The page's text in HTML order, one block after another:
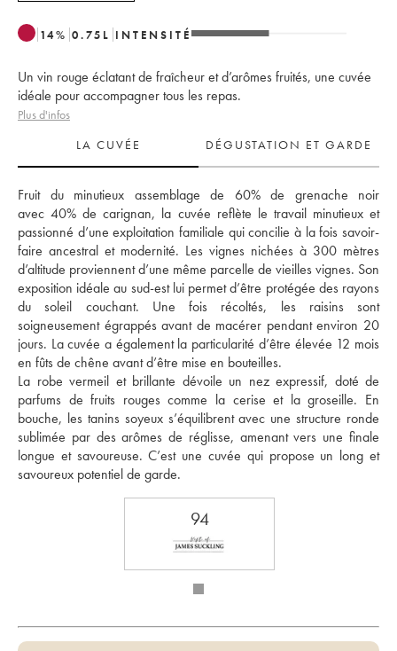
14% 0.75 L INTENSITÉ
Un vin rouge éclatant de fraîcheur et d’arômes fruités, une cuvée
idéale pour accompagner tous les repas.
Plus d'infos
LA CUVÉE
DÉGUSTATION ET GARDE
Fruit du minutieux assemblage de 60% de grenache noir
avec 40% de carignan, la cuvée reflète le travail minutieux et
passionné d’une exploitation familiale qui concilie à la fois savoir-
faire ancestral et modernité. Les vignes nichées à 300 mètres
d’altitude proviennent d’une même parcelle de vieilles vignes. Son
exposition idéale au sud-est lui permet d’être protégée des rayons
du soleil couchant. Une fois récoltés, les raisins sont
soigneusement égrappés avant de macérer pendant environ 20
jours. La cuvée a également la particularité d’être élevée 12 mois
en fûts de chêne avant d’être mise en bouteilles.
La robe vermeil et brillante dévoile un nez expressif, doté de
parfums de fruits rouges comme la cerise et la groseille. En
bouche, les tanins soyeux s’équilibrent avec une structure ronde
sublimée par des arômes de réglisse, amenant vers une finale
longue et savoureuse. C’est une cuvée qui propose un long et
savoureux potentiel de garde.
94